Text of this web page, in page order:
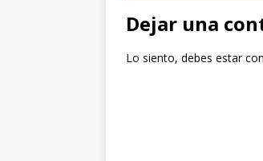
Dejar una
Lo siento, debes estar